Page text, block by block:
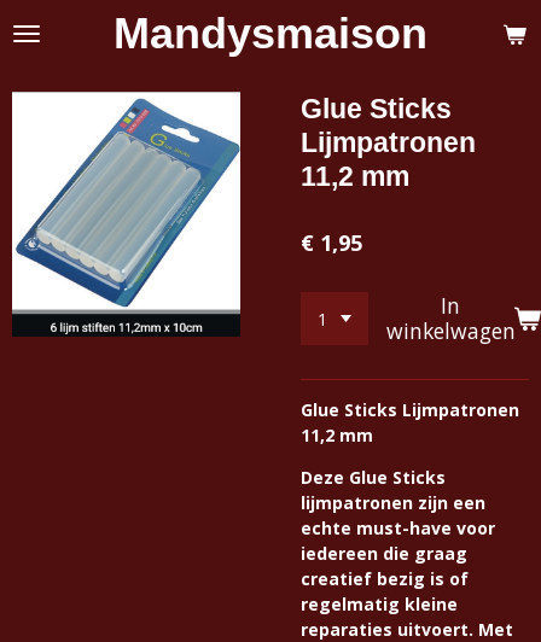
Ga
direct
de
hoofdinhoud
Mandysmaison
Glue Sticks
Lijmpatronen
11,2 mm
€ 1,95
In
winkelwagen
Glue Sticks Lijmpatronen
11,2 mm
Deze Glue Sticks
lijmpatronen zijn een
echte must-have voor
iedereen die graag
creatief bezig is of
regelmatig kleine
reparaties uitvoert. Met